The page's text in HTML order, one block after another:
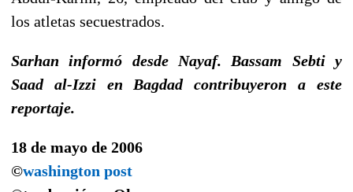
los atletas secuestrados.
Sarhan informó desde Nayaf. Bassam Sebti y
Saad al-Izzi en Bagdad contribuyeron a este
reportaje.
18 de mayo de 2006
©washington post